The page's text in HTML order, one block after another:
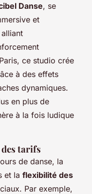
Danse, se
et
ce studio crée
à des effets
dynamiques.
en plus de
à la fois ludique
tarifs
de danse, la
et la flexibilité des
Par exemple,